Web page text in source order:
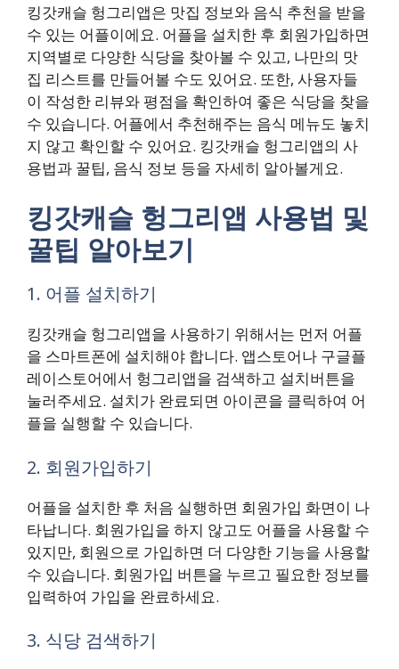
킹갓캐슬 헝그리앱은 맛집 정보와 음식 추천을 받을
수 있는 어플이에요. 어플을 설치한 후 회원가입하면
지역별로 다양한 식당을 찾아볼 수 있고, 나만의 맛
집 리스트를 만들어볼 수도 있어요. 또한, 사용자들
이 작성한 리뷰와 평점을 확인하여 좋은 식당을 찾을
수 있습니다. 어플에서 추천해주는 음식 메뉴도 놓치
지 않고 확인할 수 있어요. 킹갓캐슬 헝그리앱의 사
용법과 꿀팁, 음식 정보 등을 자세히 알아볼게요.
킹갓캐슬 헝그리앱 사용법 및
꿀팁 알아보기
1. 어플 설치하기
킹갓캐슬 헝그리앱을 사용하기 위해서는 먼저 어플
을 스마트폰에 설치해야 합니다. 앱스토어나 구글플
레이스토어에서 헝그리앱을 검색하고 설치버튼을
눌러주세요. 설치가 완료되면 아이콘을 클릭하여 어
플을 실행할 수 있습니다.
2. 회원가입하기
어플을 설치한 후 처음 실행하면 회원가입 화면이 나
타납니다. 회원가입을 하지 않고도 어플을 사용할 수
있지만, 회원으로 가입하면 더 다양한 기능을 사용할
수 있습니다. 회원가입 버튼을 누르고 필요한 정보를
입력하여 가입을 완료하세요.
3. 식당 검색하기